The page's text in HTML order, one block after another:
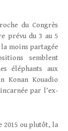
du Congrès
prévu du 3 au 5
la moins partagée
semblent
éléphants aux
Konan Kouadio
par l’ex-
2015 ou plutôt, la